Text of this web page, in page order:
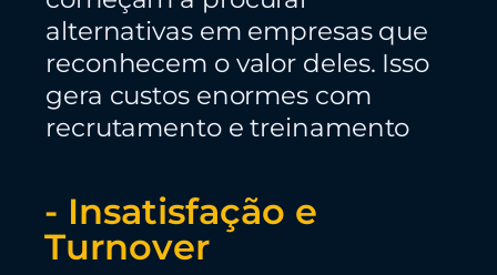
alternativas em empresas que
reconhecem o valor deles. Isso
gera custos enormes com
recrutamento e treinamento
- Insatisfação e
Turnover